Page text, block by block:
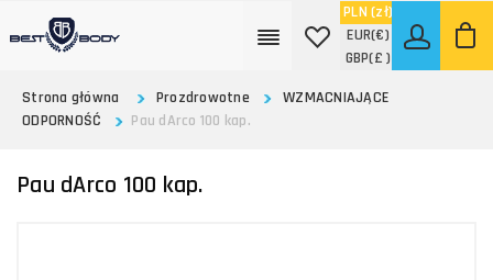
PLN (zł)
EUR(€)
GBP(£ )
Strona główna
Prozdrowotne
WZMACNIAJĄCE
ODPORNOŚĆ
Pau dArco 100 kap.
Pau dArco 100 kap.